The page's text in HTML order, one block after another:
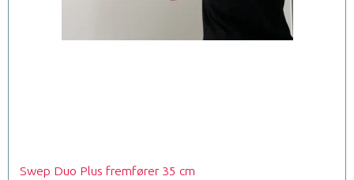
Swep Duo Plus fremfører 35 cm